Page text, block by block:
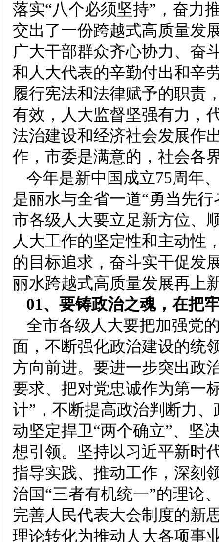
落实“八个必须坚持”，奋力
交出了一份跨越式高质量发
广大干部群众齐心协力、奋
和人大代表的辛勤付出和辛
履行宪法和法律赋予的职责
有效，人大监督坚强有力，
法治建设和经济社会发展作
作，市委是满意的，社会各
今年是新中国成立75周年
是丽水与全省一道“勇当先
市各级人大要立足新方位、
人大工作的坚定性和主动性
的目标追求，奋斗实干促发
丽水跨越式高质量发展再上
01、要铸政治之魂，在把
全市各级人大要把加强党
面，不断强化政治建设的统
方向前进。要进一步突出政
要求、把对党忠诚作为第一
计”，不断提高政治判断力
动坚定捍卫“两个确立”、坚
想引领。坚持以习近平新时
指导实践、推动工作，深刻
治国“三者有机统一”的理论
完善人民代表大会制度的新
理论转化为推动人大各项事